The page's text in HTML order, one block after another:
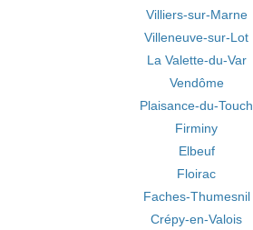
Villiers-sur-Marne
Villeneuve-sur-Lot
La Valette-du-Var
Vendôme
Plaisance-du-Touch
Firminy
Elbeuf
Floirac
Faches-Thumesnil
Crépy-en-Valois